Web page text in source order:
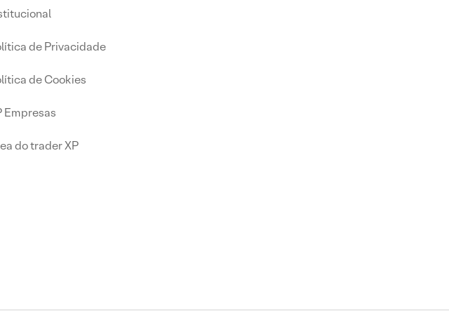
de Privacidade
de Cookies
Empresas
do trader XP